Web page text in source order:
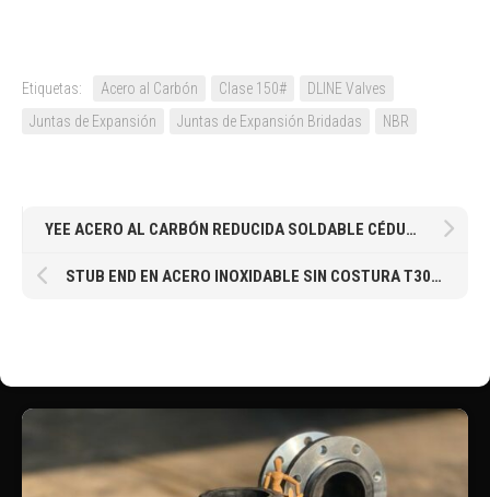
Etiquetas: Acero al Carbón Clase 150#
DLINE Valves
Juntas de Expansión
Juntas de Expansión Bridadas NBR
YEE ACERO AL CARBÓN REDUCIDA SOLDABLE CÉDULA STD DE 6 X 3″
STUB END EN ACERO INOXIDABLE SIN COSTURA T304 CEDULA 10, LARGO ESPECIAL DE 229MM, DIÁMETRO DE 1/2″ 13MM